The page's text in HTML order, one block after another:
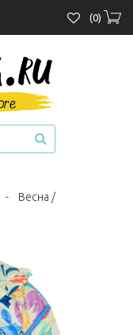
(0)
- Весна /